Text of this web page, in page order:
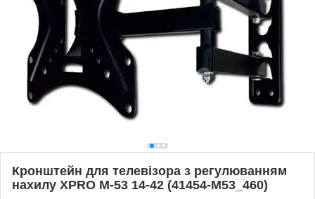
Кронштейн для телевізора з регулюванням
нахилу XPRO M-53 14-42 (41454-M53_460)